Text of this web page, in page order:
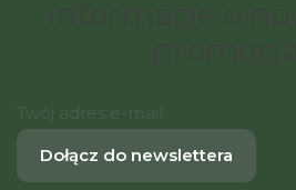
Twój adres e-mail
Dołącz do newslettera